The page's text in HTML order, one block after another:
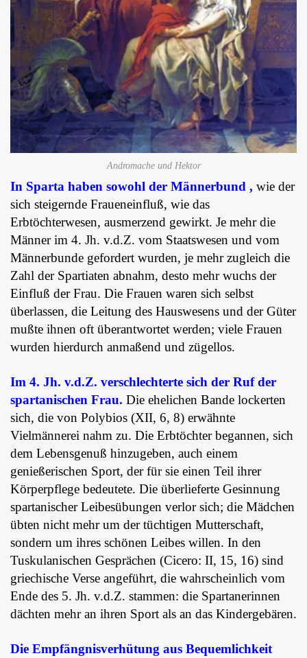
Andromache und Hektor
In Sparta haben sowohl der Männerbund , wie der
sich steigernde Fraueneinfluß, wie das
Erbtöchterwesen, ausmerzend gewirkt. Je mehr die
Männer im 4. Jh. v.d.Z. vom Staatswesen und vom
Männerbunde gefordert wurden, je mehr zugleich die
Zahl der Spartiaten abnahm, desto mehr wuchs der
Einfluß der Frau. Die Frauen waren sich selbst
überlassen, die Leitung des Hauswesens und der Güter
mußte ihnen oft überantwortet werden; viele Frauen
wurden hierdurch anmaßend und zügellos.
Im 4. Jh. v.d.Z. verschlechterte sich der Ruf der
spartanischen Frau. Die ehelichen Bande lockerten
sich, die von Polybios (XII, 6, 8) erwähnte
Vielmännerei nahm zu. Die Erbtöchter begannen, sich
dem Lebensgenuß hinzugeben, auch einem
genießerischen Sport, der für sie einen Teil ihrer
Körperpflege bedeutete. Die überlieferte Gesinnung
spartanischer Leibesübungen verlor sich; die Mädchen
übten nicht mehr um der tüchtigen Mutterschaft,
sondern um ihres schönen Leibes willen. In den
Tuskulanischen Gesprächen (Cicero: II, 15, 16) sind
griechische Verse angeführt, die wahrscheinlich vom
Ende des 5. Jh. v.d.Z. stammen: die Spartanerinnen
dächten mehr an ihren Sport als an das Kindergebären.
Die Empfängnisverhütung aus Bequemlichkeit